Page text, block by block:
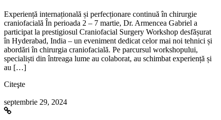
Experiență internațională și perfecționare continuă în chirurgie
craniofacială În perioada 2 – 7 martie, Dr. Armencea Gabriel a
participat la prestigiosul Craniofacial Surgery Workshop desfășurat
în Hyderabad, India – un eveniment dedicat celor mai noi tehnici și
abordări în chirurgia craniofacială. Pe parcursul workshopului,
specialiști din întreaga lume au colaborat, au schimbat experiență și
au […]
Citeşte
septembrie 29, 2024